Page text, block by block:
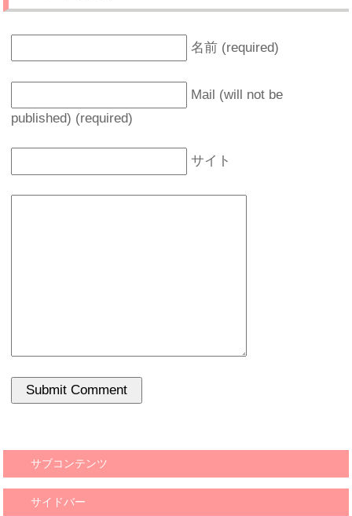
名前 (required)
Mail (will not be
published) (required)
サイト
サブコンテンツ
サイドバー